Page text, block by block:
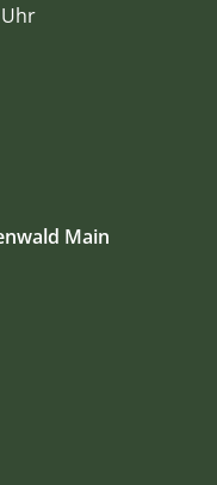
Main